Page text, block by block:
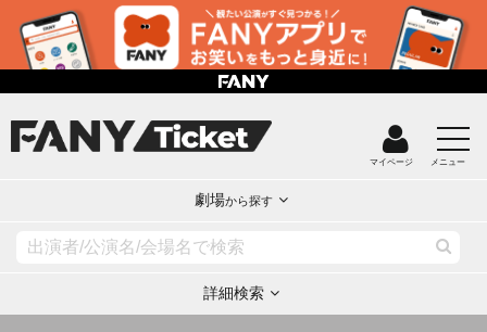
マイページ メニュー
劇場から探す
詳細検索